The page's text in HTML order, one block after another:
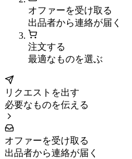
オファーを受け取る
出品者から連絡が届く
注文する
最適なものを選ぶ
リクエストを出す
必要なものを伝える
オファーを受け取る
出品者から連絡が届く